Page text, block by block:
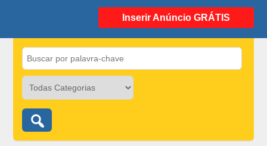
Inserir Anúncio GRÁTIS